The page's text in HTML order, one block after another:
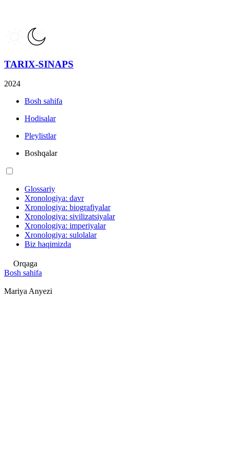
TARIX-SINAPS
2024
Bosh sahifa
Hodisalar
Pleylistlar
Boshqalar
Glossariy
Xronologiya: davr
Xronologiya: biografiyalar
Xronologiya: sivilizatsiyalar
Xronologiya: imperiyalar
Xronologiya: sulolalar
Biz haqimizda
Orqaga
Bosh sahifa
Mariya Anyezi